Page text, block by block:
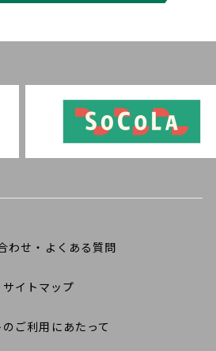
わせ・よくある質問
サイトマップ
ご利用にあたって